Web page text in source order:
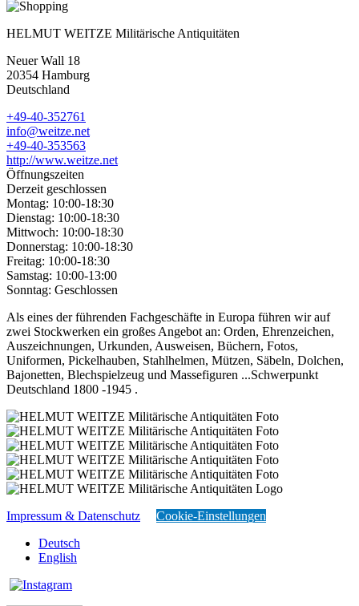
HELMUT WEITZE Militärische Antiquitäten
Neuer Wall 18
20354 Hamburg
Deutschland
+49-40-352761
info@weitze.net
+49-40-353563
http://www.weitze.net
Öffnungszeiten
Derzeit geschlossen
Montag: 10:00-18:30
Dienstag: 10:00-18:30
Mittwoch: 10:00-18:30
Donnerstag: 10:00-18:30
Freitag: 10:00-18:30
Samstag: 10:00-13:00
Sonntag: Geschlossen
Als eines der führenden Fachgeschäfte in Europa führen wir auf
zwei Stockwerken ein großes Angebot an: Orden, Ehrenzeichen,
Auszeichnungen, Urkunden, Ausweisen, Büchern, Fotos,
Uniformen, Pickelhauben, Stahlhelmen, Mützen, Säbeln, Dolchen,
Bajonetten, Blechspielzeug und Massefiguren ...Schwerpunkt
Deutschland 1800 -1945 .
Impressum & Datenschutz
Cookie-Einstellungen
Deutsch
English